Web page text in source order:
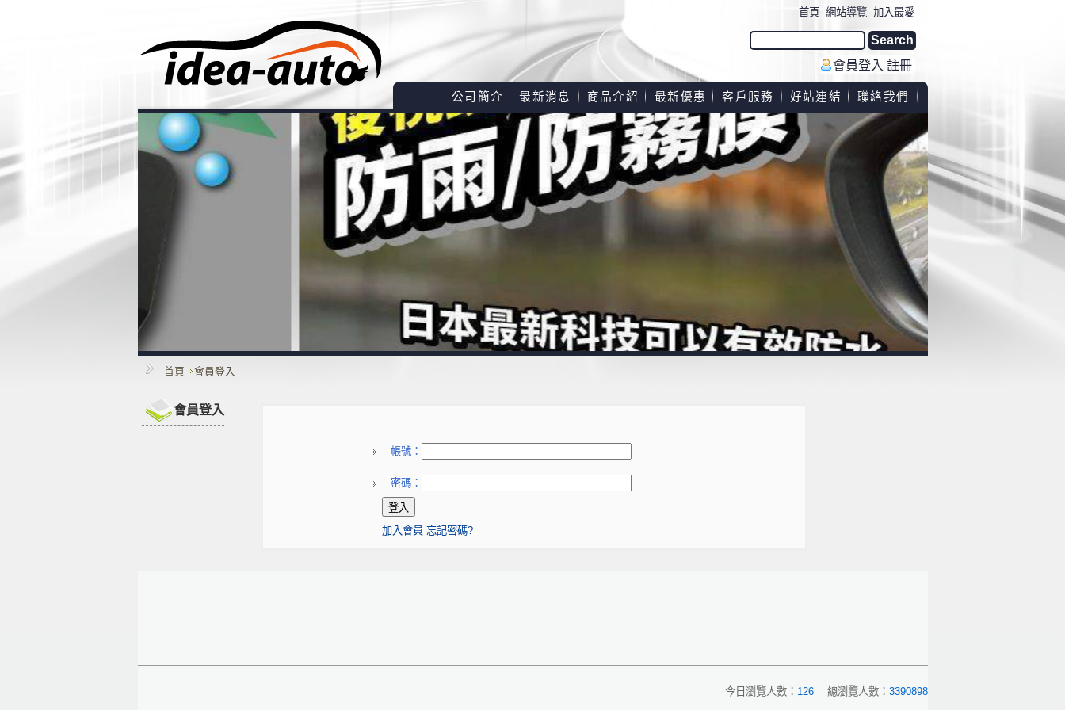
會員登入 註冊
首頁 網站導覽 加入最愛
公司簡介 最新消息 商品介紹 最新優惠 客戶服務 好站連結 聯絡我們
首頁 會員登入
會員登入
帳號：
密碼：
加入會員 忘記密碼?
今日瀏覽人數： 126 總瀏覽人數： 3390898